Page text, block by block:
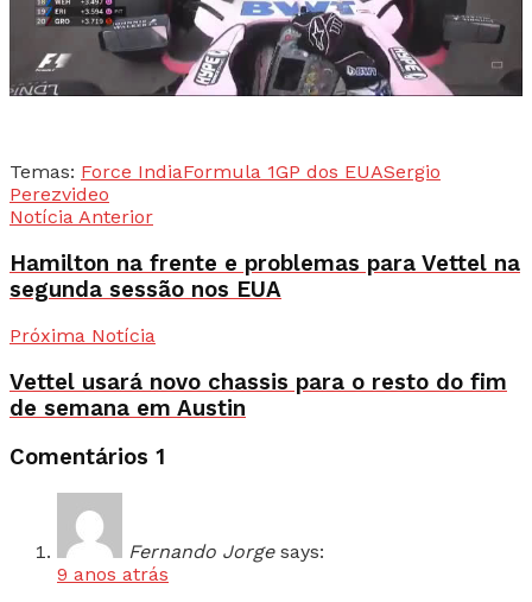
Temas: Force IndiaFormula 1GP dos EUASergio
Perezvideo
Notícia Anterior
Hamilton na frente e problemas para Vettel na
segunda sessão nos EUA
Próxima Notícia
Vettel usará novo chassis para o resto do fim
de semana em Austin
Comentários 1
Fernando Jorge says:
9 anos atrás